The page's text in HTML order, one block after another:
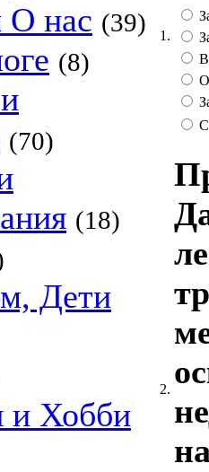
О нас (39)
(8)
(70)
(18)
Дети
и Хобби
1.
2.